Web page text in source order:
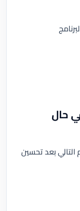
حال
التالي بعد تحسين